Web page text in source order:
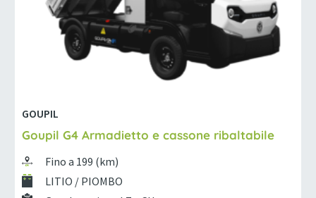
GOUPIL
Goupil G4 Armadietto e cassone ribaltabile
Fino a 199 (km)
LITIO / PIOMBO